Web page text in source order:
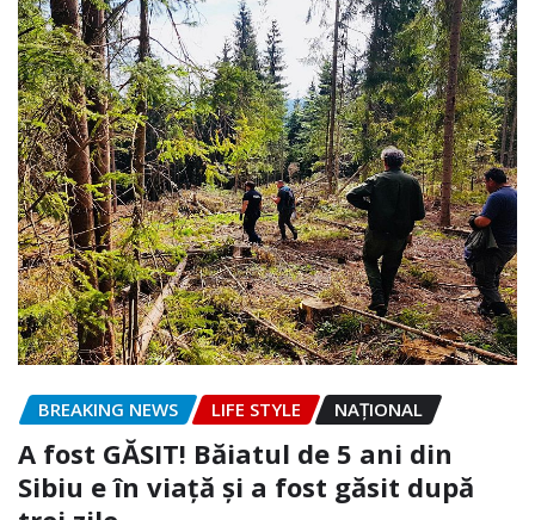
BREAKING NEWS LIFE STYLE NAŢIONAL
A fost GĂSIT! Băiatul de 5 ani din
Sibiu e în viață și a fost găsit după